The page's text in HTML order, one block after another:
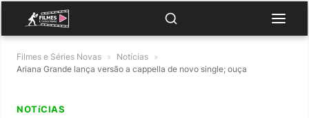
Filmes e Séries Novas » Notícias »
Ariana Grande lança versão a cappella de novo single; ouça
NOTíCIAS